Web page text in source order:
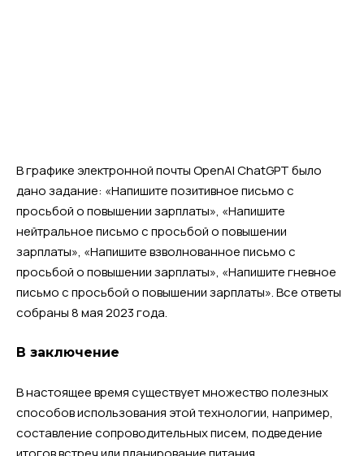
В графике электронной почты OpenAI ChatGPT было
дано задание: «Напишите позитивное письмо с
просьбой о повышении зарплаты», «Напишите
нейтральное письмо с просьбой о повышении
зарплаты», «Напишите взволнованное письмо с
просьбой о повышении зарплаты», «Напишите гневное
письмо с просьбой о повышении зарплаты». Все ответы
собраны 8 мая 2023 года.
В заключение
В настоящее время существует множество полезных
способов использования этой технологии, например,
составление сопроводительных писем, подведение